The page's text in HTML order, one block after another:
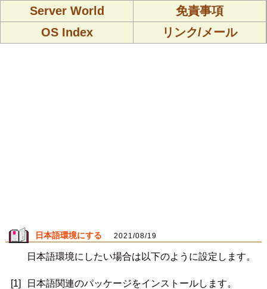
Server World
免責事項
OS Index
リンク/メール
日本語環境にする 2021/08/19
日本語環境にしたい場合は以下のように設定します。
[1] 日本語関連のパッケージをインストールします。